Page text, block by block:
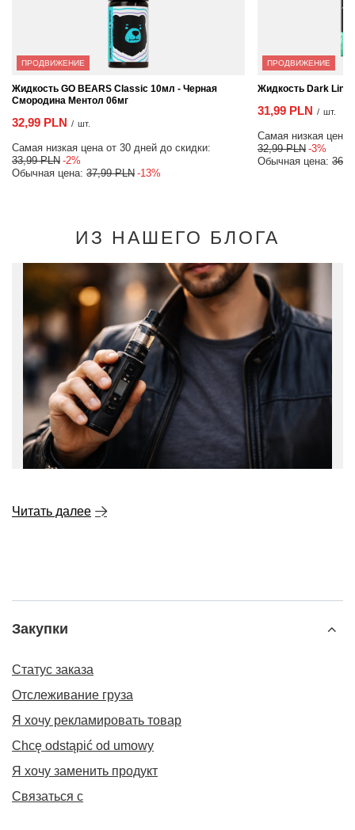
ПРОДВИЖЕНИЕ
Жидкость GO BEARS Classic 10мл - Черная
Смородина Ментол 06мг
32,99 PLN / шт.
Самая низкая цена от 30 дней до скидки:
33,99 PLN -2%
Обычная цена: 37,99 PLN -13%
ПРОДВИЖЕНИЕ
Жидкость Dark Line
31,99 PLN / шт.
Самая низкая цена
32,99 PLN -3%
Обычная цена:
ИЗ НАШЕГО БЛОГА
Читать далее
Закупки
Статус заказа
Отслеживание груза
Я хочу рекламировать товар
Chcę odstąpić od umowy
Я хочу заменить продукт
Связаться с